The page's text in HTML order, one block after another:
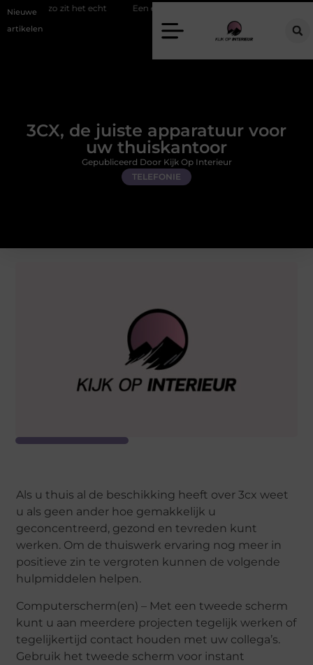
Nieuwe
artikelen
het echt Een energiezuinige hanglamp kopen in Gelderland
3CX, de juiste apparatuur voor
uw thuiskantoor
TELEFONIE
Gepubliceerd Door Kijk Op Interieur
Als u thuis al de beschikking heeft over 3cx weet
u als geen ander hoe gemakkelijk u
geconcentreerd, gezond en tevreden kunt
werken. Om de thuiswerk ervaring nog meer in
positieve zin te vergroten kunnen de volgende
hulpmiddelen helpen.
Computerscherm(en) – Met een tweede scherm
kunt u aan meerdere projecten tegelijk werken of
tegelijkertijd contact houden met uw collega’s.
Gebruik het tweede scherm voor instant